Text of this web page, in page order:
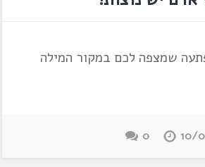
שמצפה לכם במקור המילה
10/
0